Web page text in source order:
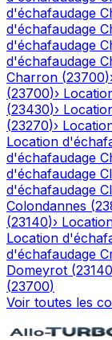
d'échafaudage
d'échafaudage
d'échafaudage
d'échafaudage
Charron (23700)
(23700)›
(23430)›
(23270)›
Location
d'échafaudage
d'échafaudage
d'échafaudage
Colondannes (
(23140)›
Location
d'échafaudage
Domeyrot (23140
(23700)
Voir toutes les